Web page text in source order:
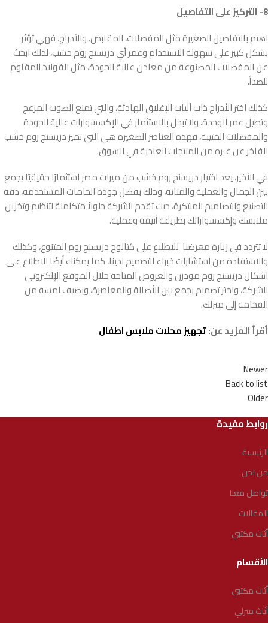
8- التركيز على التفاصيل
اهتم بالتفاصيل الصغيرة مثل المفصلات، المقابض، والأدراج، فهي تؤثر
بشكل كبير على سهولة الاستخدام وعمر أي دريسنج روم خشب، لذلك ابحث
عن المفصلات المصنوعة من معادن عالية الجودة، مثل الفولاذ المقاوم
للصدأ.
كذلك اختر الأدراج ذات آليات الإغلاق الهادئة، والتي تمنع الصوت المزعج
وتطيل عمر الوحدة، ولا تبخل بالاستثمار في الإكسسوارات عالية الجودة
والمفصلات المتينة، فهذه العناصر الصغيرة هي التي تميز دريسنج روم خشب
الفاخر عن غيره من المنتجات العادية في السوق.
في الأخير، يعد اختيار دريسنج روم خشب من ميراث مصر استثمارًا حقيقيًا يجمع
بين الجمال والعملية والمتانة، وذلك بفضل جودة الخامات المستخدمة، دقة
التصنيع والتصاميم المبتكرة، حيث تقدم الشركة حلولاً متكاملة لتنظيم وتخزين
ملابسك وإكسسواراتك بطريقة أنيقة وعملية.
لا تتردد في زيارة معرضنا للاطلاع على كتالوج دريسنج روم المتنوع، وكذلك
والاستفادة من استشارات خبراء التصميم لدينا، كما يمكنك أيضًا الاطلاع على
اشكال دريسنج روم مودرن والعروض المتاحة خلال الموقع الإلكتروني
للشركة، واختر تصميم يجمع بين الأصالة والمعاصرة، ويضيف لمسة من
الفخامة إلى منزلك.
أقرأ المزيد عن:تجهيز محلات ملابس اطفال
Newer
Back to list
Older
روابط مفيدة
الرئيسية
من نحن
تواصل معنا
المقالات
أثاث مكتبي
الأقسام
أثاث مكتبي
أثاث منزلي